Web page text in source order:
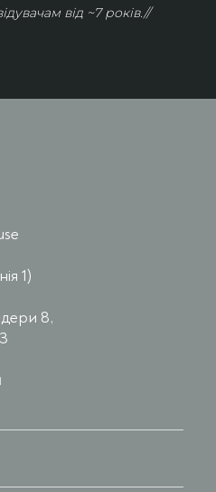
від ~7 років.//
1)
8,